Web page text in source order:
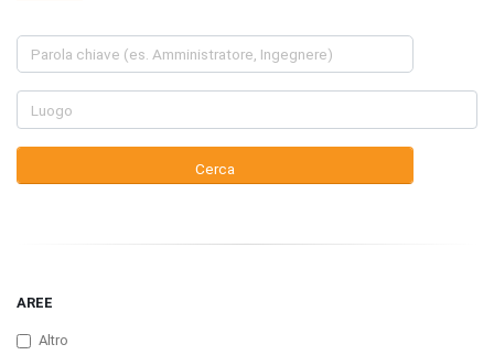
AREE
Altro